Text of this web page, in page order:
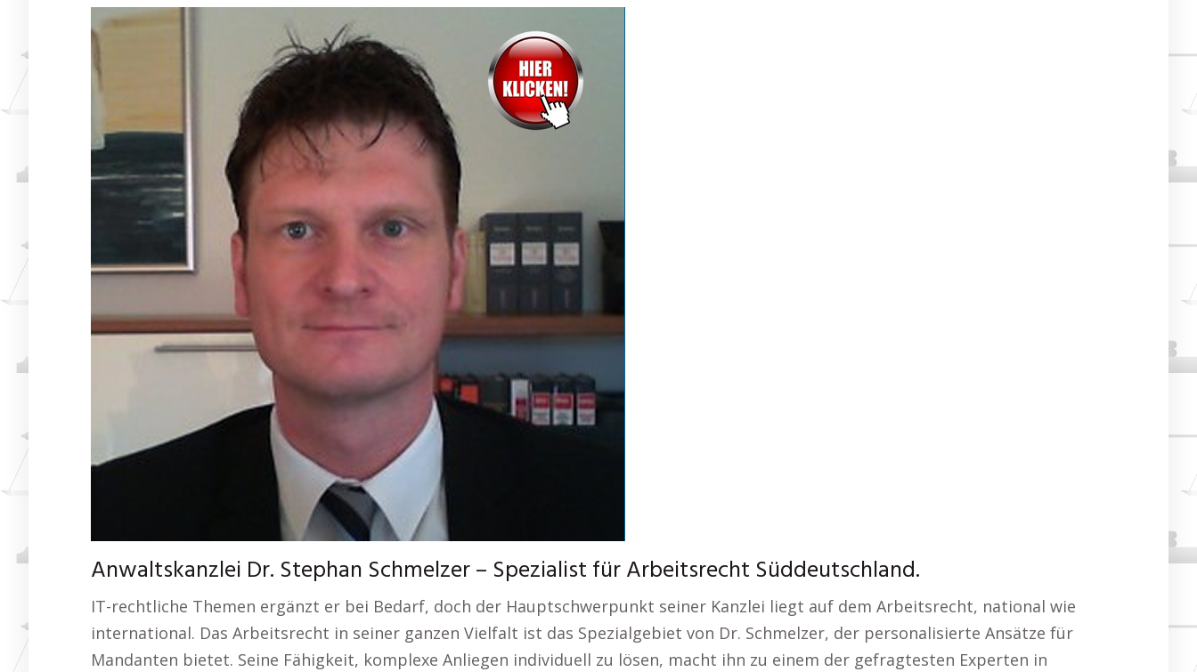
Anwaltskanzlei Dr. Stephan Schmelzer – Spezialist für Arbeitsrecht Süddeutschland.
IT-rechtliche Themen ergänzt er bei Bedarf, doch der Hauptschwerpunkt seiner Kanzlei liegt auf dem Arbeitsrecht, national wie
international. Das Arbeitsrecht in seiner ganzen Vielfalt ist das Spezialgebiet von Dr. Schmelzer, der personalisierte Ansätze für
Mandanten bietet. Seine Fähigkeit, komplexe Anliegen individuell zu lösen, macht ihn zu einem der gefragtesten Experten in